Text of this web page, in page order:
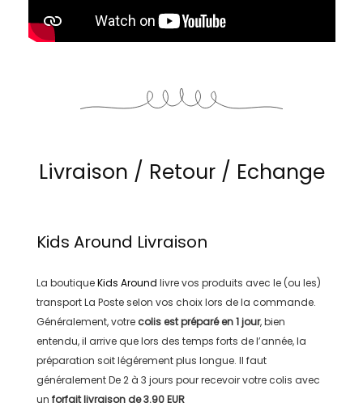
Livraison / Retour / Echange
Kids Around Livraison
La boutiqueKids Around livre vos produits avec le (ou les)
transportLa Posteselon vos choix lors de la commande.
Généralement, votre colis est préparé en1 jour, bien
entendu, il arrive que lors des temps forts de l’année, la
préparation soit légérement plus longue. Il faut
généralementDe 2 à 3 jours pour recevoir votre colis avec
un forfait livraison de3.90 EUR